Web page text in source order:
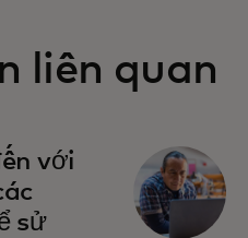
liên quan
với
sử